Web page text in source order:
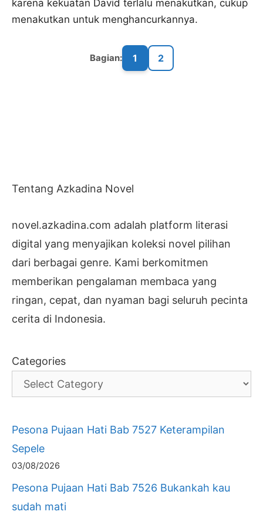
karena kekuatan David terlalu menakutkan, cukup
menakutkan untuk menghancurkannya.
Bagian: 1 2
Tentang Azkadina Novel
novel.azkadina.com adalah platform literasi
digital yang menyajikan koleksi novel pilihan
dari berbagai genre. Kami berkomitmen
memberikan pengalaman membaca yang
ringan, cepat, dan nyaman bagi seluruh pecinta
cerita di Indonesia.
Categories
Pesona Pujaan Hati Bab 7527 Keterampilan
Sepele
03/08/2026
Pesona Pujaan Hati Bab 7526 Bukankah kau
sudah mati